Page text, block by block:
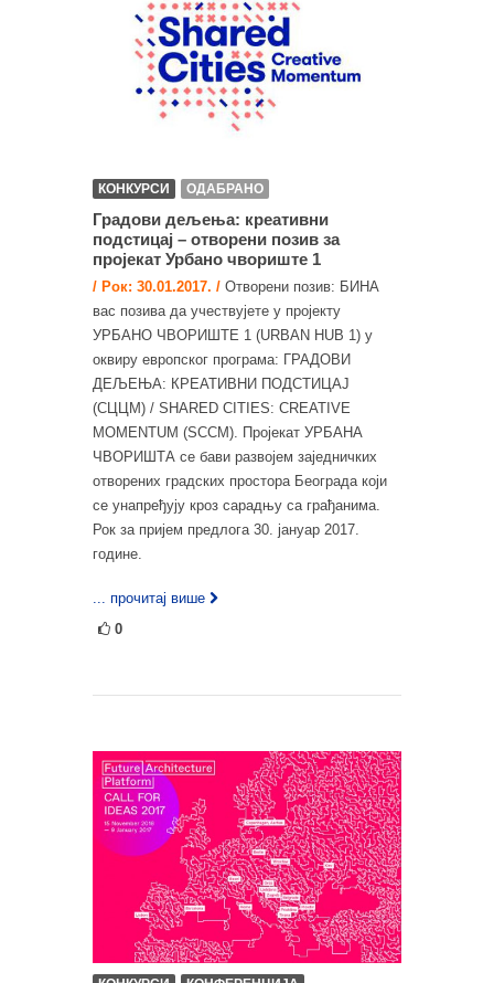
КОНКУРСИ ОДАБРАНО
Градови дељења: креативни
подстицај – отворени позив за
пројекат Урбано чвориште 1
/ Рок: 30.01.2017. / Отворени позив: БИНА
вас позива да учествујете у пројекту
УРБАНО ЧВОРИШТЕ 1 (URBAN HUB 1) у
оквиру европског програма: ГРАДОВИ
ДЕЉЕЊА: КРЕАТИВНИ ПОДСТИЦАЈ
(СЦЦМ) / SHARED CITIES: CREATIVE
MOMENTUM (SCCM). Пројекат УРБАНА
ЧВОРИШТА се бави развојем заједничких
отворених градских простора Београда који
се унапређују кроз сарадњу са грађанима.
Рок за пријем предлога 30. јануар 2017.
године.
... прочитај више
0